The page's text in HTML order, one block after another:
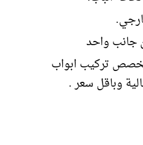
جانب واحد
تركيب ابواب
وباقل سعر .